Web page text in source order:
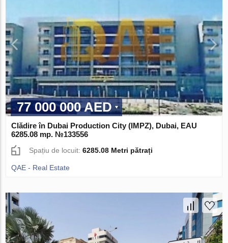
77 000 000 AED
Clădire în Dubai Production City (IMPZ), Dubai, EAU
6285.08 mp. №133556
Spațiu de locuit:6285.08 Metri pătrați
QAE - Real Estate